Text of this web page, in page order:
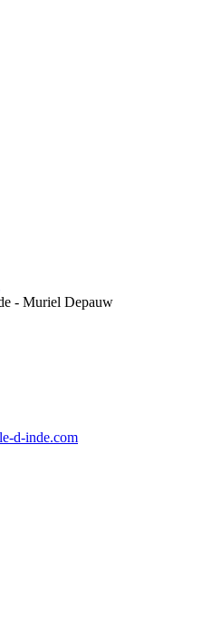
- Muriel Depauw
d-inde.com